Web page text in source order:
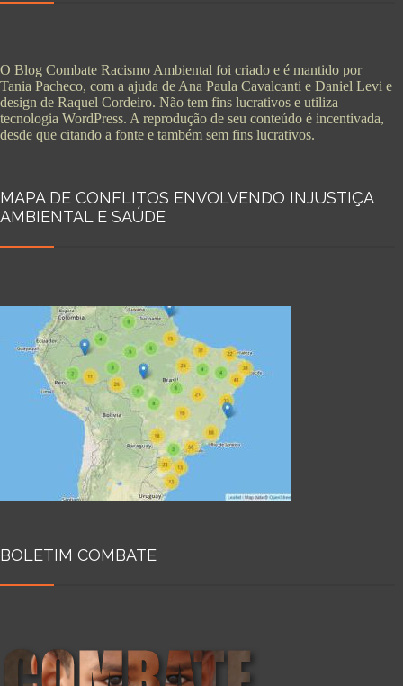
O Blog Combate Racismo Ambiental foi criado e é mantido por
Tania Pacheco, com a ajuda de Ana Paula Cavalcanti e Daniel Levi e
design de Raquel Cordeiro. Não tem fins lucrativos e utiliza
tecnologia WordPress. A reprodução de seu conteúdo é incentivada,
desde que citando a fonte e também sem fins lucrativos.
MAPA DE CONFLITOS ENVOLVENDO INJUSTIÇA
AMBIENTAL E SAÚDE
BOLETIM COMBATE